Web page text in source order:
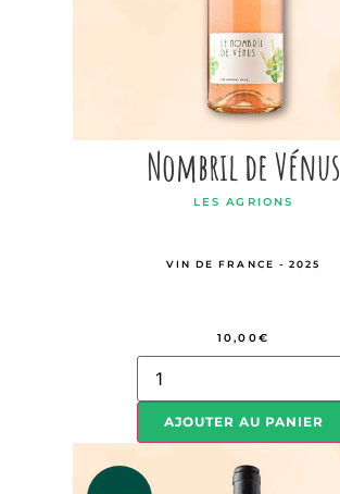
Nombril de Vénus
LES AGRIONS
VIN DE FRANCE - 2025
10,00€
AJOUTER AU PANIER